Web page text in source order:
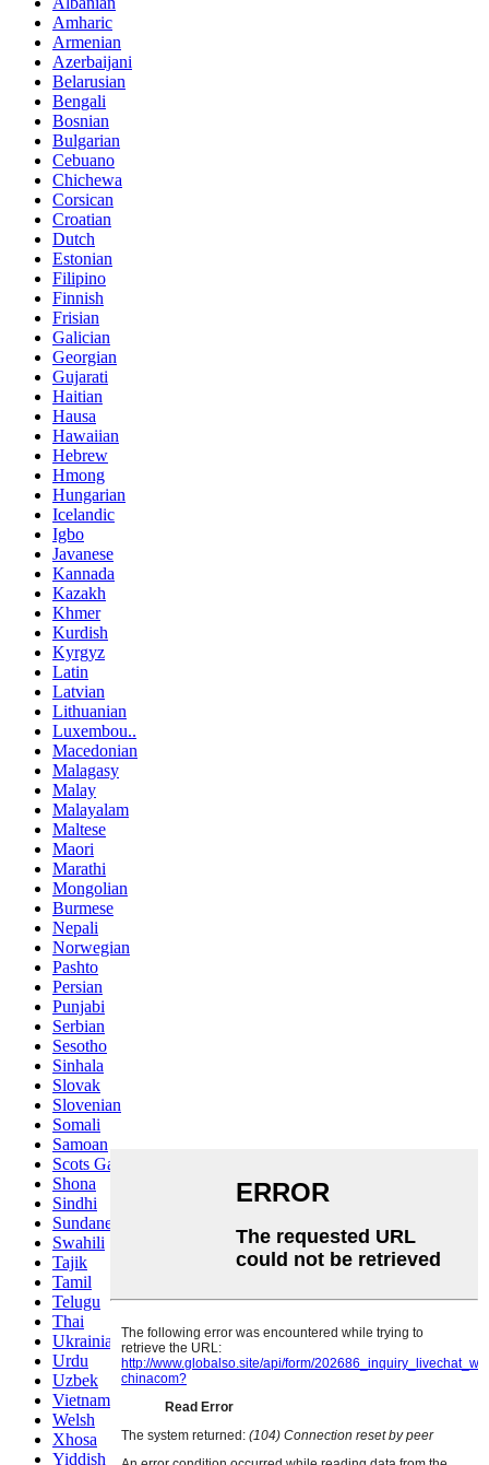
Amharic
Armenian
Azerbaijani
Belarusian
Bengali
Bosnian
Bulgarian
Cebuano
Chichewa
Corsican
Croatian
Dutch
Estonian
Filipino
Finnish
Frisian
Galician
Georgian
Gujarati
Haitian
Hausa
Hawaiian
Hebrew
Hmong
Hungarian
Icelandic
Igbo
Javanese
Kannada
Kazakh
Khmer
Kurdish
Kyrgyz
Latin
Latvian
Lithuanian
Luxembou..
Macedonian
Malagasy
Malay
Malayalam
Maltese
Maori
Marathi
Mongolian
Burmese
Nepali
Norwegian
Pashto
Persian
Punjabi
Serbian
Sesotho
Sinhala
Slovak
Slovenian
Somali
Samoan
Scots Gaelic
Shona
Sindhi
Sundanese
Swahili
Tajik
Tamil
Telugu
Thai
Ukrainian
Urdu
Uzbek
Vietnamese
Welsh
Xhosa
Yiddish